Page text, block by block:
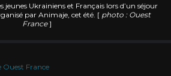
Ukrainiens et Français lors d’un séjour
par Animaje, cet été. [ photo : Ouest
France]
Ouest France